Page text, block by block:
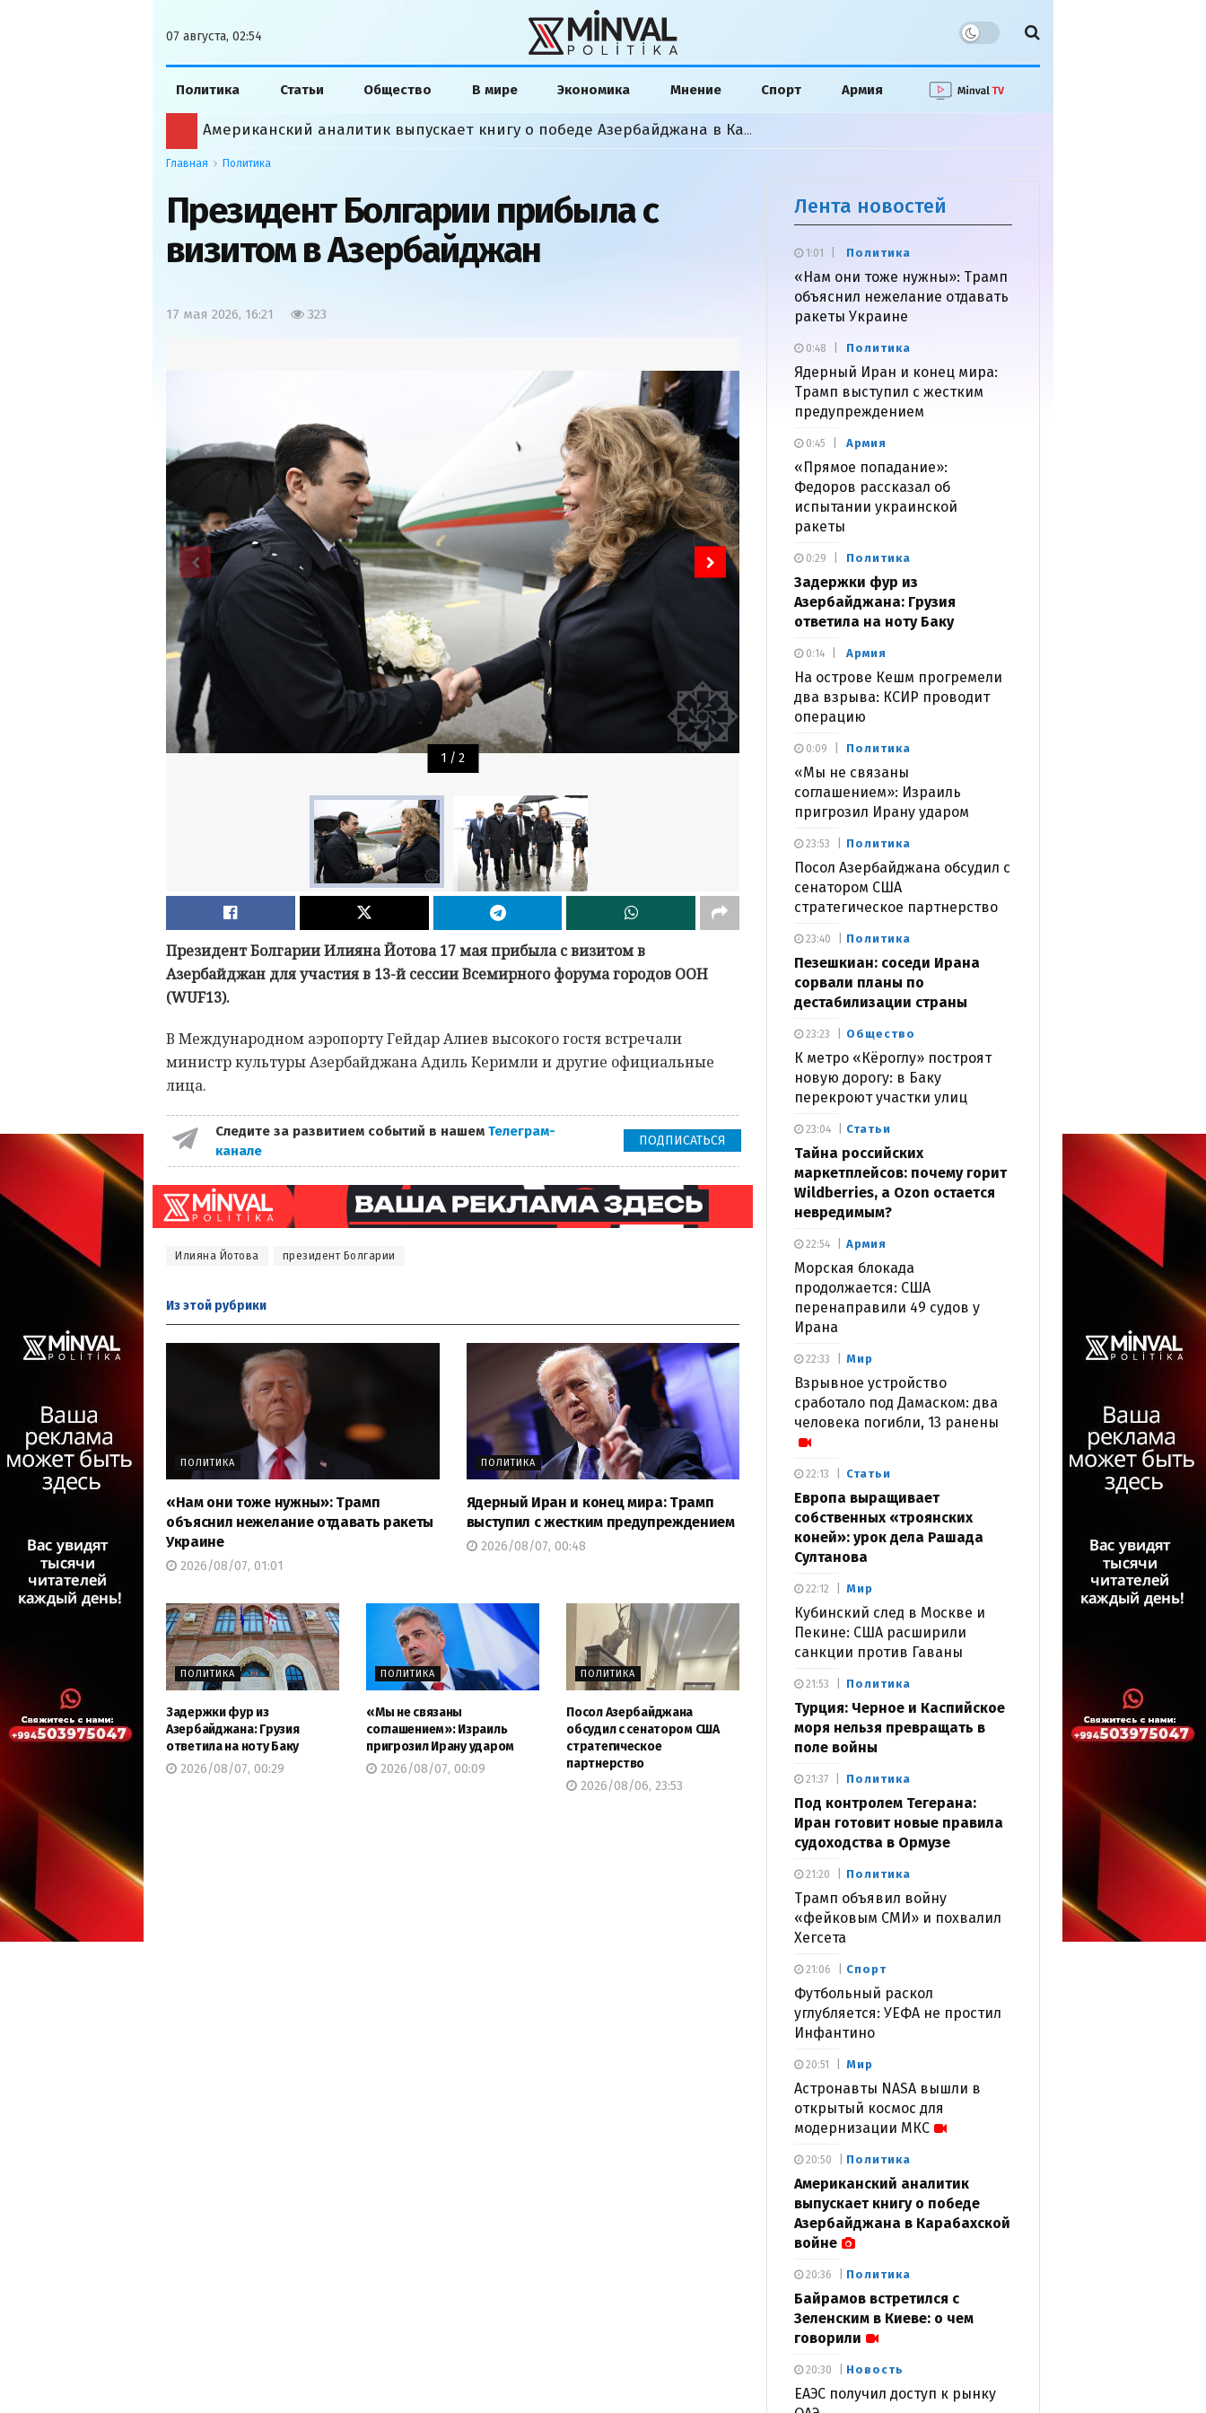
07 августа, 02:54
Политика Статьи Общество В мире Экономика Мнение Спорт Армия
Американский аналитик выпускает книгу о победе Азербайджана в Карабахской войне
Главная Политика
Президент Болгарии прибыла с
визитом в Азербайджан
17 мая 2026, 16:21 323
1 / 2
Президент Болгарии Илияна Йотова 17 мая прибыла с визитом в
Азербайджан для участия в 13-й сессии Всемирного форума городов ООН
(WUF13).
В Международном аэропорту Гейдар Алиев высокого гостя встречали
министр культуры Азербайджана Адиль Керимли и другие официальные
лица.
Следите за развитием событий в нашем Телеграм-
канале
ПОДПИСАТЬСЯ
Илияна Йотова президент Болгарии
Из этой рубрики
ПОЛИТИКА
«Нам они тоже нужны»: Трамп
объяснил нежелание отдавать ракеты
Украине
2026/08/07, 01:01
ПОЛИТИКА
Ядерный Иран и конец мира: Трамп
выступил с жестким предупреждением
2026/08/07, 00:48
ПОЛИТИКА
Задержки фур из
Азербайджана: Грузия
ответила на ноту Баку
2026/08/07, 00:29
ПОЛИТИКА
«Мы не связаны
соглашением»: Израиль
пригрозил Ирану ударом
2026/08/07, 00:09
ПОЛИТИКА
Посол Азербайджана
обсудил с сенатором США
стратегическое
партнерство
2026/08/06, 23:53
Лента новостей
Политика
«Нам они тоже нужны»: Трамп
объяснил нежелание отдавать
ракеты Украине
1:01
Политика
Ядерный Иран и конец мира:
Трамп выступил с жестким
предупреждением
0:48
Армия
«Прямое попадание»:
Федоров рассказал об
испытании украинской
ракеты
0:45
Политика
Задержки фур из
Азербайджана: Грузия
ответила на ноту Баку
0:29
Армия
На острове Кешм прогремели
два взрыва: КСИР проводит
операцию
0:14
Политика
«Мы не связаны
соглашением»: Израиль
пригрозил Ирану ударом
0:09
Политика
Посол Азербайджана обсудил с
сенатором США
стратегическое партнерство
23:53
Политика
Пезешкиан: соседи Ирана
сорвали планы по
дестабилизации страны
23:40
Общество
К метро «Кёроглу» построят
новую дорогу: в Баку
перекроют участки улиц
23:23
Статьи
Тайна российских
маркетплейсов: почему горит
Wildberries, а Ozon остается
невредимым?
23:04
Армия
Морская блокада
продолжается: США
перенаправили 49 судов у
Ирана
22:54
Мир
Взрывное устройство
сработало под Дамаском: два
человека погибли, 13 ранены
22:33
Статьи
Европа выращивает
собственных «троянских
коней»: урок дела Рашада
Султанова
22:13
Мир
Кубинский след в Москве и
Пекине: США расширили
санкции против Гаваны
22:12
Политика
Турция: Черное и Каспийское
моря нельзя превращать в
поле войны
21:53
Политика
Под контролем Тегерана:
Иран готовит новые правила
судоходства в Ормузе
21:37
Политика
Трамп объявил войну
«фейковым СМИ» и похвалил
Хегсета
21:20
Спорт
Футбольный раскол
углубляется: УЕФА не простил
Инфантино
21:06
Мир
Астронавты NASA вышли в
открытый космос для
модернизации МКС
20:51
Политика
Американский аналитик
выпускает книгу о победе
Азербайджана в Карабахской
войне
20:50
Политика
Байрамов встретился с
Зеленским в Киеве: о чем
говорили
20:36
Новость
ЕАЭС получил доступ к рынку
20:30